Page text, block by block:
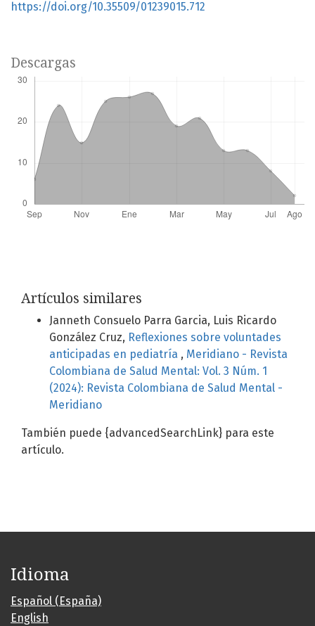
https://doi.org/10.35509/01239015.712
Descargas
Artículos similares
Janneth Consuelo Parra Garcia, Luis Ricardo
González Cruz, Reflexiones sobre voluntades
anticipadas en pediatría , Meridiano - Revista
Colombiana de Salud Mental: Vol. 3 Núm. 1
(2024): Revista Colombiana de Salud Mental -
Meridiano
También puede {advancedSearchLink} para este
artículo.
Idioma
Español (España)
English